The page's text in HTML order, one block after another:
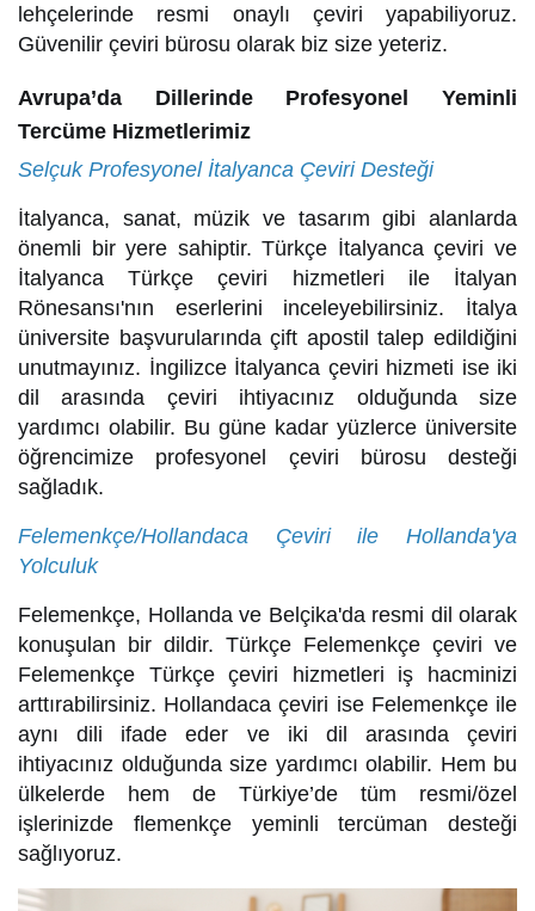
lehçelerinde resmi onaylı çeviri yapabiliyoruz.
Güvenilir çeviri bürosu olarak biz size yeteriz.
Avrupa’da Dillerinde Profesyonel Yeminli
Tercüme Hizmetlerimiz
Selçuk Profesyonel İtalyanca Çeviri Desteği
İtalyanca, sanat, müzik ve tasarım gibi alanlarda
önemli bir yere sahiptir. Türkçe İtalyanca çeviri ve
İtalyanca Türkçe çeviri hizmetleri ile İtalyan
Rönesansı'nın eserlerini inceleyebilirsiniz. İtalya
üniversite başvurularında çift apostil talep edildiğini
unutmayınız. İngilizce İtalyanca çeviri hizmeti ise iki
dil arasında çeviri ihtiyacınız olduğunda size
yardımcı olabilir. Bu güne kadar yüzlerce üniversite
öğrencimize profesyonel çeviri bürosu desteği
sağladık.
Felemenkçe/Hollandaca Çeviri ile Hollanda'ya
Yolculuk
Felemenkçe, Hollanda ve Belçika'da resmi dil olarak
konuşulan bir dildir. Türkçe Felemenkçe çeviri ve
Felemenkçe Türkçe çeviri hizmetleri iş hacminizi
arttırabilirsiniz. Hollandaca çeviri ise Felemenkçe ile
aynı dili ifade eder ve iki dil arasında çeviri
ihtiyacınız olduğunda size yardımcı olabilir. Hem bu
ülkelerde hem de Türkiye’de tüm resmi/özel
işlerinizde flemenkçe yeminli tercüman desteği
sağlıyoruz.